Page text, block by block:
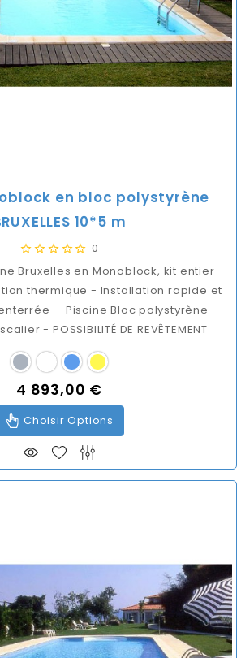
en bloc polystyrène
10*5 m
0
Bruxelles en Monoblock, kit entier -
thermique - Installation rapide et
- Piscine Bloc polystyrène -
- POSSIBILITÉ DE REVÊTEMENT
Prix
4 893,00 €
Choisir Options